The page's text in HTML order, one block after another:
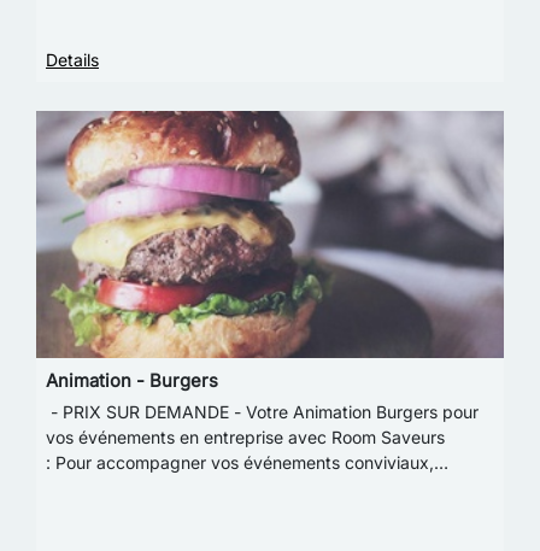
Details
Animation - Burgers
- PRIX SUR DEMANDE - Votre Animation Burgers pour
vos événements en entreprise avec Room Saveurs
: Pour accompagner vos événements conviviaux,